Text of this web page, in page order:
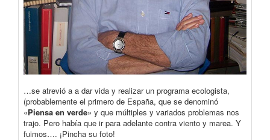
…se atrevió a a dar vida y realizar un programa ecologista,
(probablemente el primero de España, que se denominó
«Piensa en verde» y que múltiples y variados problemas nos
trajo. Pero había que ir para adelante contra viento y marea. Y
fuimos…. ¡Pincha su foto!